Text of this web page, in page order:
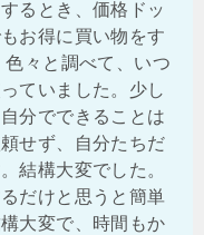
るとき、価格ドッ
お得に買い物をす
々と調べて、いつ
ていました。少し
分でできることは
せず、自分たちだ
結構大変でした。
だけと思うと簡単
大変で、時間もか